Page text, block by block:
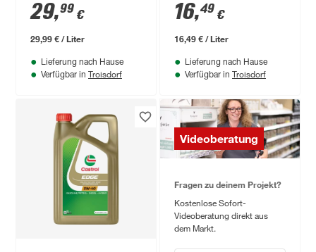
29,99 €
29,99 € / Liter
Lieferung nach Hause
Verfügbar in Troisdorf
16,49 €
16,49 € / Liter
Lieferung nach Hause
Verfügbar in Troisdorf
Videoberatung
Fragen zu deinem Projekt?
Kostenlose Sofort-
Videoberatung direkt aus
dem Markt.